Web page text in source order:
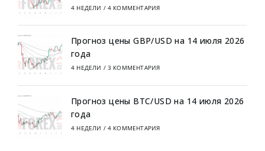
4 НЕДЕЛИ / 4 КОММЕНТАРИЯ
Прогноз цены GBP/USD на 14 июля 2026
года
4 НЕДЕЛИ / 3 КОММЕНТАРИЯ
Прогноз цены BTC/USD на 14 июля 2026
года
4 НЕДЕЛИ / 4 КОММЕНТАРИЯ